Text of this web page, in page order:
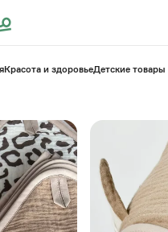
Красота и здоровье⁠Детские товары